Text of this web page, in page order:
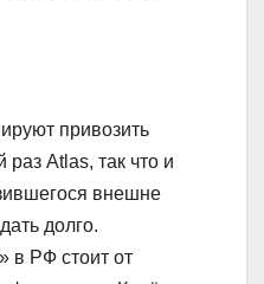
привозить
Atlas, так что и
внешне
долго.
в РФ стоит от